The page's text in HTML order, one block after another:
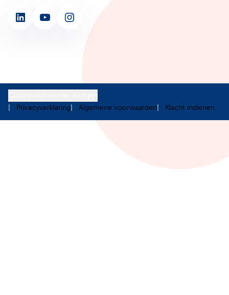
LinkedIn YouTube Instagram
Privacyverklaring
Algemene voorwaarden Klacht indienen